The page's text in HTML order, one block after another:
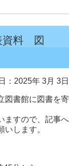
資料 図
：2025年 3月 3日
図書館に図書を寄
ますので、記事へ
いします。